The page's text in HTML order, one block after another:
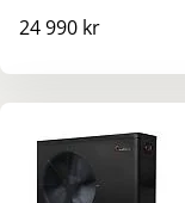
24 990 kr